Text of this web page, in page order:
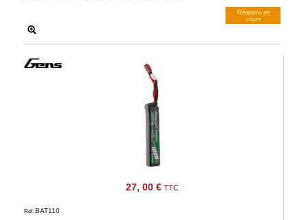
Réappro en
cours
27, 00 € TTC
Réf. BAT110